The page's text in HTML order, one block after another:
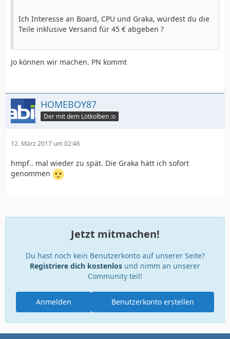
Ich Interesse an Board, CPU und Graka, würdest du die
Teile inklusive Versand für 45 € abgeben ?
Jo können wir machen. PN kommt
HOMEBOY87
Der mit dem Lötkolben :o
12. März 2017 um 02:46
hmpf.. mal wieder zu spät. Die Graka hätt ich sofort
genommen
Jetzt mitmachen!
Du hast noch kein Benutzerkonto auf unserer Seite?
Registriere dich kostenlos und nimm an unserer
Community teil!
Benutzerkonto erstellen
Anmelden